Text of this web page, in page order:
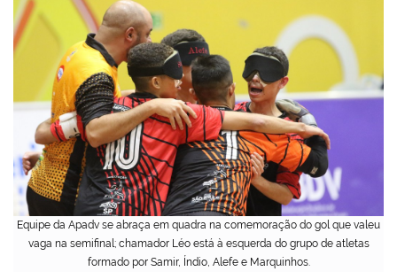
Equipe da Apadv se abraça em quadra na comemoração do gol que valeu
vaga na semifinal; chamador Léo está à esquerda do grupo de atletas
formado por Samir, Índio, Alefe e Marquinhos.